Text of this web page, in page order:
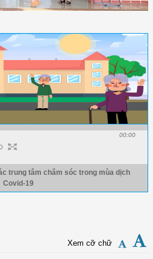
00:00
trung tâm chăm sóc trong mùa dịch
Covid-19
Xem cỡ chữ